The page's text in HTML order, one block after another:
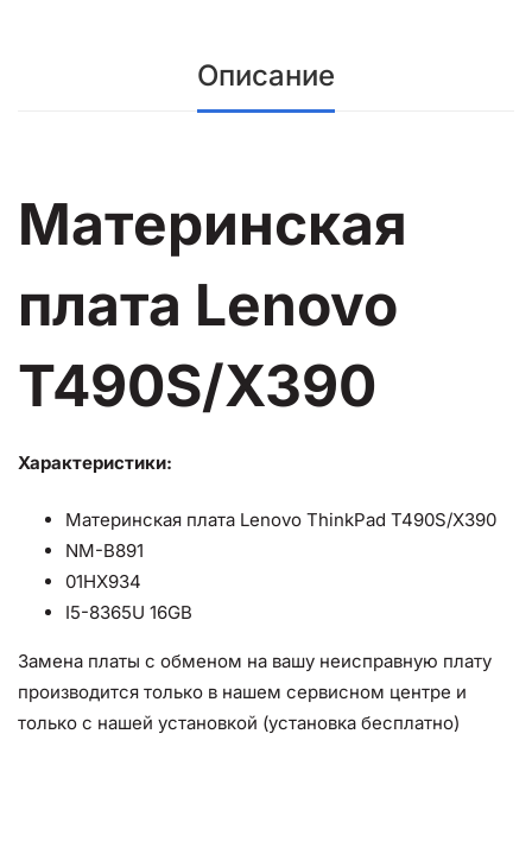
Описание
Материнская
плата Lenovo
T490S/X390
Характеристики:
Материнская плата Lenovo ThinkPad T490S/X390
NM-B891
01HX934
I5-8365U 16GB
Замена платы с обменом на вашу неисправную плату
производится только в нашем сервисном центре и
только с нашей установкой (установка бесплатно)